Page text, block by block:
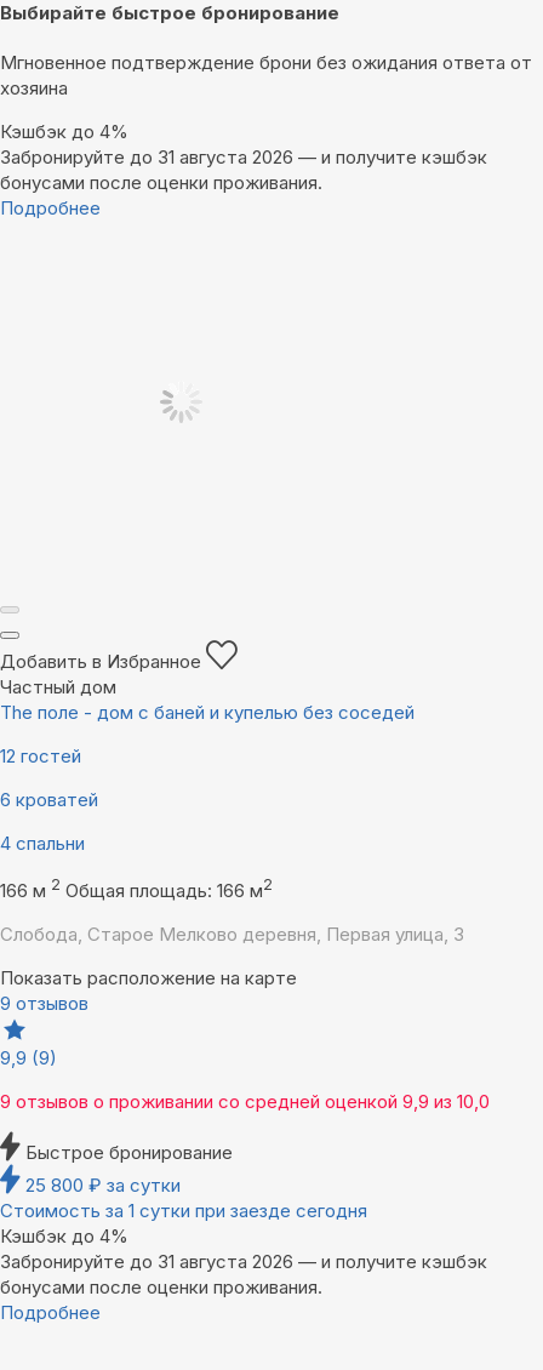
Выбирайте быстрое бронирование
Мгновенное подтверждение брони без ожидания ответа от
хозяина
Кэшбэк до 4%
Забронируйте до 31 августа 2026 — и получите кэшбэк
бонусами после оценки проживания.
Подробнее
Добавить в Избранное
Частный дом
The поле - дом с баней и купелью без соседей
12 гостей
6 кроватей
4 спальни
166 м 2 Общая площадь: 166 м2
Слобода, Старое Мелково деревня, Первая улица, 3
Показать расположение на карте
9 отзывов
9,9 (9)
9 отзывов о проживании со средней оценкой 9,9 из 10,0
Быстрое бронирование
25 800 ₽ за сутки
Стоимость за 1 сутки при заезде сегодня
Кэшбэк до 4%
Забронируйте до 31 августа 2026 — и получите кэшбэк
бонусами после оценки проживания.
Подробнее